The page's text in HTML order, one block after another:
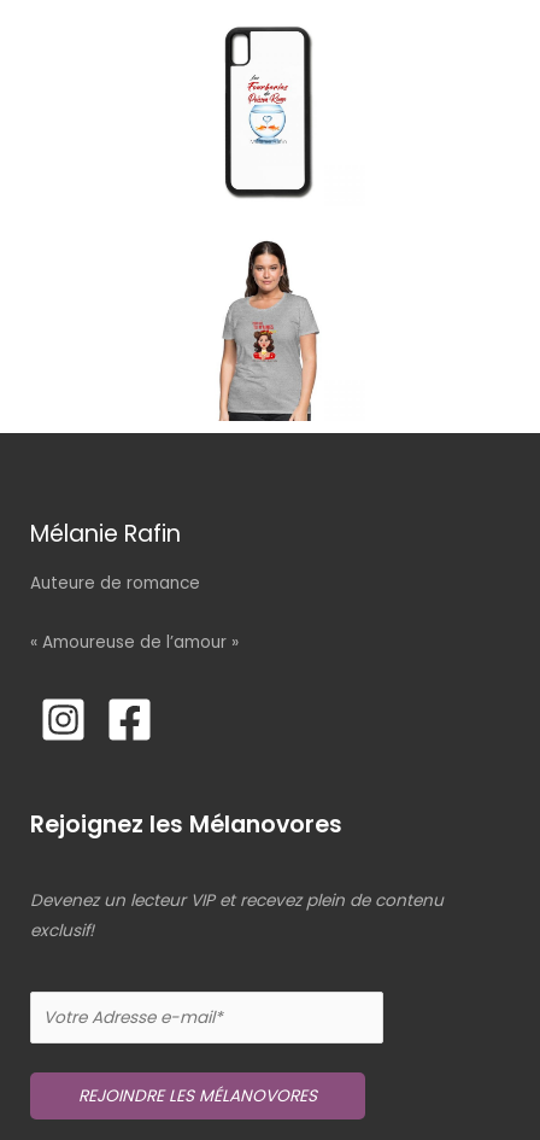
Mélanie Rafin
Auteure de romance
« Amoureuse de l’amour »
Rejoignez les Mélanovores
Devenez un lecteur VIP et recevez plein de contenu
exclusif!